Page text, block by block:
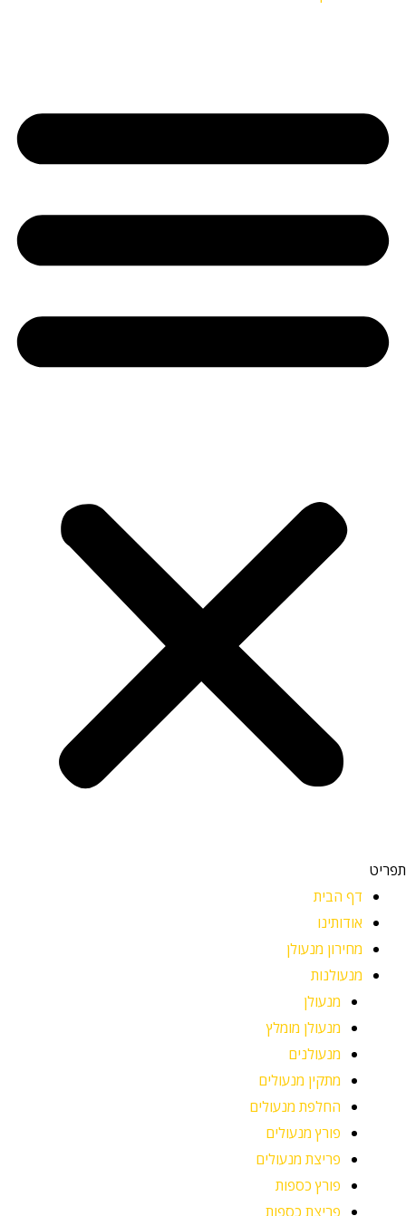
תפריט
דף הבית
אודותינו
מחירון מנעולן
מנעולנות
מנעולן
מנעולן מומלץ
מנעולנים
מתקין מנעולים
החלפת מנעולים
פורץ מנעולים
פריצת מנעולים
פורץ כספות
פריצת כספות